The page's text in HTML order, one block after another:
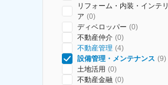
リフォーム・内装・インテリ
ア (0)
ディベロッパー (0)
不動産仲介 (0)
不動産管理 (4)
設備管理・メンテナンス (9)
土地活用 (0)
不動産金融 (0)